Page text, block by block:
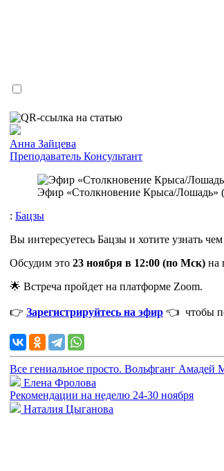
Анна Зайцева
Преподаватель Консультант
Эфир «Столкновение Крыса/Лошадь» (
: Бацзы
Вы интересуетесь Бацзы и хотите узнать
Обсудим это 23 ноября в 12:00 (по Мск) на
🌟 Встреча пройдет на платформе Zoom.
👉 Зарегистрируйтесь на эфир 👈 чтобы
Все гениальное просто. Вольфганг Амадей
Елена Фролова
Рекомендации на неделю 24-30 ноября
Наталия Цыганова